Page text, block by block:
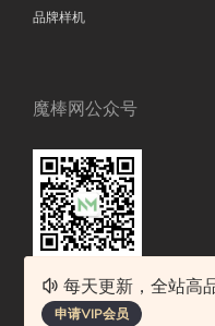
品牌样机
魔棒网公众号
魔棒网提供优质设计模板下载
每天更新，全站高
申请VIP会员